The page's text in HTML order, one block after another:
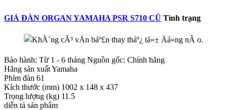
GIÁ ĐÀN ORGAN YAMAHA PSR S710 CŨ Tình trạng
Bảo hành: Từ 1 - 6 tháng Nguồn gốc: Chính hãng
Hãng sản xuất Yamaha
Phím đàn 61
Kích thước (mm) 1002 x 148 x 437
Trọng lượng (kg) 11.5
diễn tả sản phẩm